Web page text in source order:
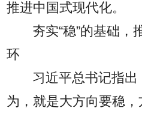
推进中国式现代化。
夯实“稳”的基础，
环
习近平总书记指出
为，就是大方向要稳